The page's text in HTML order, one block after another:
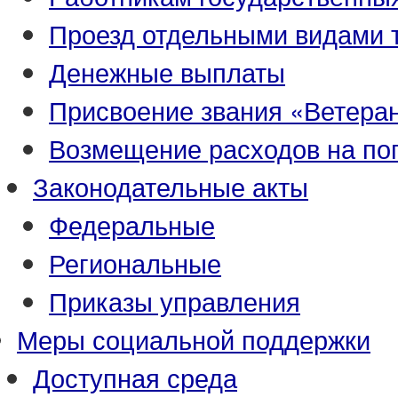
Проезд отдельными видами
Денежные выплаты
Присвоение звания
Возмещение расходов на
Законодательные акты
Федеральные
Региональные
Приказы управления
Меры социальной поддержки
Доступная среда